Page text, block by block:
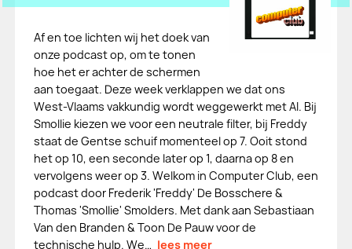
Af en toe lichten wij het doek van
onze podcast op, om te tonen
hoe het er achter de schermen
aan toegaat. Deze week verklappen we dat ons
West-Vlaams vakkundig wordt weggewerkt met AI. Bij
Smollie kiezen we voor een neutrale filter, bij Freddy
staat de Gentse schuif momenteel op 7. Ooit stond
het op 10, een seconde later op 1, daarna op 8 en
vervolgens weer op 3. Welkom in Computer Club, een
podcast door Frederik 'Freddy' De Bosschere &
Thomas 'Smollie' Smolders. Met dank aan Sebastiaan
Van den Branden & Toon De Pauw voor de
technische hulp. We… lees meer